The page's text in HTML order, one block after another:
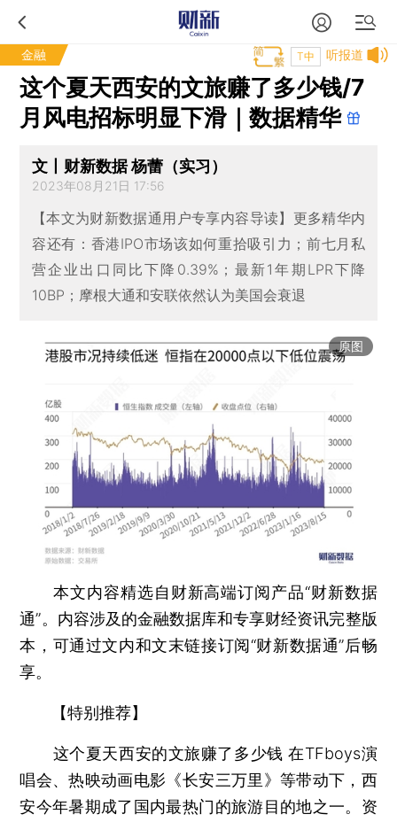
金融 听报道
T中
这个夏天西安的文旅赚了多少钱/7
月风电招标明显下滑｜数据精华
文丨财新数据 杨蕾（实习）
2023年08月21日 17:56
【本文为财新数据通用户专享内容导读】更多精华内
容还有：香港IPO市场该如何重拾吸引力；前七月私
营企业出口同比下降0.39%；最新1年期LPR下降
10BP；摩根大通和安联依然认为美国会衰退
原图
本文内容精选自财新高端订阅产品“财新数据
通”。内容涉及的金融数据库和专享财经资讯完整版
本，可通过文内和文末链接订阅“财新数据通”后畅
享。
【特别推荐】
这个夏天西安的文旅赚了多少钱 在TFboys演
唱会、热映动画电影《长安三万里》等带动下，西
安今年暑期成了国内最热门的旅游目的地之一。资